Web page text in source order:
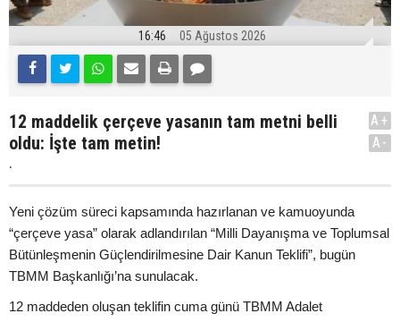
16:46 05 Ağustos 2026
12 maddelik çerçeve yasanın tam metni belli
oldu: İşte tam metin!
.
A+
A-
Yeni çözüm süreci kapsamında hazırlanan ve kamuoyunda
“çerçeve yasa” olarak adlandırılan “Milli Dayanışma ve Toplumsal
Bütünleşmenin Güçlendirilmesine Dair Kanun Teklifi”, bugün
TBMM Başkanlığı’na sunulacak.
12 maddeden oluşan teklifin cuma günü TBMM Adalet